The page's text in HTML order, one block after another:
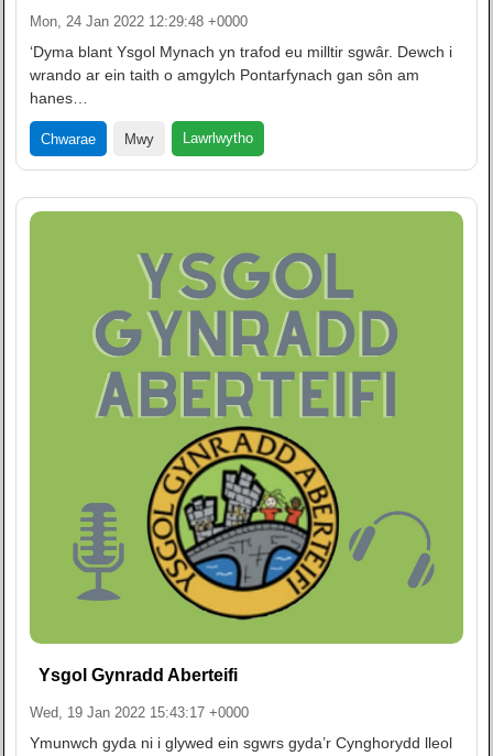
Mon, 24 Jan 2022 12:29:48 +0000
‘Dyma blant Ysgol Mynach yn trafod eu milltir sgwâr. Dewch i
wrando ar ein taith o amgylch Pontarfynach gan sôn am
hanes…
Chwarae Mwy Lawrlwytho
Ysgol Gynradd Aberteifi
Wed, 19 Jan 2022 15:43:17 +0000
Ymunwch gyda ni i glywed ein sgwrs gyda’r Cynghorydd lleol